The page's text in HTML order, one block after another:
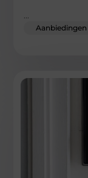
Aanbiedingen